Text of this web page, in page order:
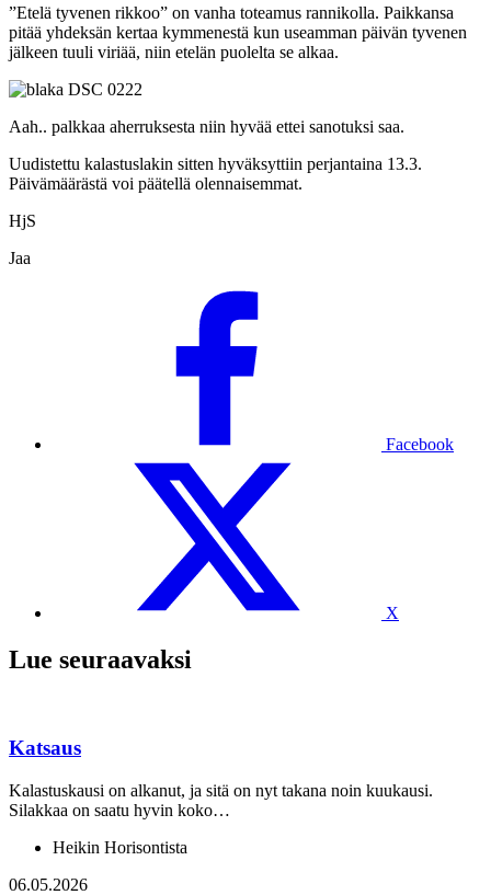
”Etelä tyvenen rikkoo” on vanha toteamus rannikolla. Paikkansa
pitää yhdeksän kertaa kymmenestä kun useamman päivän tyvenen
jälkeen tuuli viriää, niin etelän puolelta se alkaa.
Aah.. palkkaa aherruksesta niin hyvää ettei sanotuksi saa.
Uudistettu kalastuslakin sitten hyväksyttiin perjantaina 13.3.
Päivämäärästä voi päätellä olennaisemmat.
HjS
Jaa
Facebook
X
Lue seuraavaksi
Katsaus
Kalastuskausi on alkanut, ja sitä on nyt takana noin kuukausi.
Silakkaa on saatu hyvin koko…
Heikin Horisontista
06.05.2026